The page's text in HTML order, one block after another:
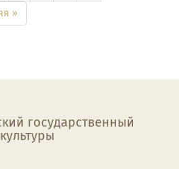
»
государственный